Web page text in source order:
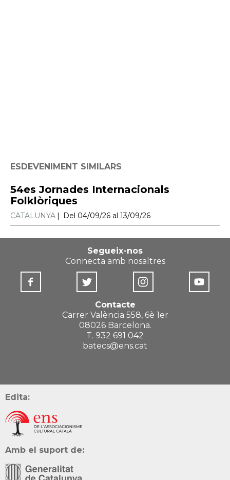
ESDEVENIMENT SIMILARS
54es Jornades Internacionals
Folklòriques
CATALUNYA Del 04/09/26 al 13/09/26
Segueix-nos
Connecta amb nosaltres
Contacte
Carrer València 558, 6è 1er
08026 Barcelona.
T. 932 691 042
batecs@ens.cat
Edita:
Amb el suport de: